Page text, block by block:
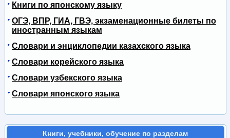
Книги по японскому языку
ОГЭ, ВПР, ГИА, ГВЭ, экзаменационные билеты по
иностранным языкам
Словари и энциклопедии казахского языка
Словари корейского языка
Словари узбекского языка
Словари японского языка
Книги, учебники, обучение по разделам